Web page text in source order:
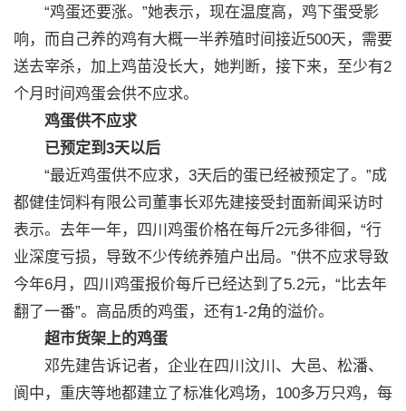
“鸡蛋还要涨。”她表示，现在温度高，鸡下蛋受影
响，而自己养的鸡有大概一半养殖时间接近500天，需要
送去宰杀，加上鸡苗没长大，她判断，接下来，至少有2
个月时间鸡蛋会供不应求。
鸡蛋供不应求
已预定到3天以后
“最近鸡蛋供不应求，3天后的蛋已经被预定了。”成
都健佳饲料有限公司董事长邓先建接受封面新闻采访时
表示。去年一年，四川鸡蛋价格在每斤2元多徘徊，“行
业深度亏损，导致不少传统养殖户出局。”供不应求导致
今年6月，四川鸡蛋报价每斤已经达到了5.2元，“比去年
翻了一番”。高品质的鸡蛋，还有1-2角的溢价。
超市货架上的鸡蛋
邓先建告诉记者，企业在四川汶川、大邑、松潘、
阆中，重庆等地都建立了标准化鸡场，100多万只鸡，每